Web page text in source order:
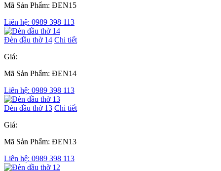
Mã Sản Phẩm: ĐEN15
Liên hệ: 0989 398 113
Đèn dầu thờ 14 Chi tiết
Giá:
Mã Sản Phẩm: ĐEN14
Liên hệ: 0989 398 113
Đèn dầu thờ 13 Chi tiết
Giá:
Mã Sản Phẩm: ĐEN13
Liên hệ: 0989 398 113